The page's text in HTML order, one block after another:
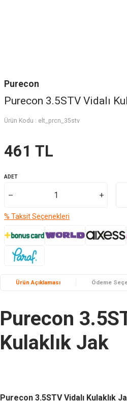
Purecon
Purecon 3.5STV Vidalı
Ürün Kodu : elt_prcn_35stv
461 TL
ADET
% Taksit Seçenekleri
Ürün Açıklaması Ödeme
Purecon
Kulaklık Jak
Purecon 3.5STV Vidalı Kulaklık